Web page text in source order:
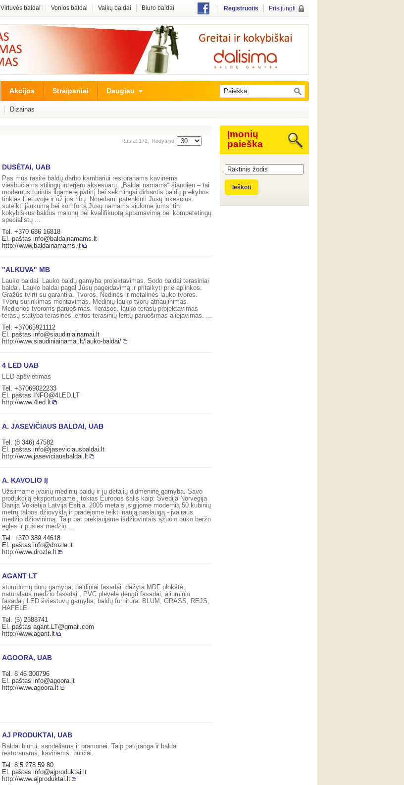
Rasta: 172, Rodyti po
DUSĖTAI, UAB
Pas mus rasite baldų darbo kambariui restoranams kavinėms
viešbučiams stilingų interjero aksesuarų. „Baldai namams“ šiandien – tai
modernus turintis ilgametę patirtį bei sėkmingai dirbantis baldų prekybos
tinklas Lietuvoje ir už jos ribų. Norėdami patenkinti Jūsų lūkescius
suteikti jaukumą bei komfortą Jūsų namams siūlome jums itin
kokybiškus baldus malonų bei kvalifikuotą aptarnavimą bei kompetetingų
specialistų ...
Tel. +370 686 16818
El. paštas info@baldainamams.lt
http://www.baldainamams.lt
"ALKUVA" MB
Lauko baldai. Lauko baldų gamyba projektavimas. Sodo baldai terasiniai
baldai. Lauko baldai pagal Jūsų pageidavimą ir pritaikyti prie aplinkos.
Gražūs tvirti su garantija. Tvoros. Nedinės ir metalinės lauko tvoros.
Tvorų surinkimas montavimas. Medinių lauko tvorų atnaujinimas.
Medienos tvoroms paruošimas. Terasos. lauko terasų projektavimas
terasų statyba terasinės lentos terasinių lentų paruošimas aliejavimas. ...
Tel. +37065921112
El. paštas info@siaudiniainamai.lt
http://www.siaudiniainamai.lt/lauko-baldai/
4 LED UAB
LED apšvietimas
Tel. +37069022233
El. paštas
INFO@4LED.LT
http://www.4led.lt
A. JASEVIČIAUS BALDAI, UAB
Tel. (8 346) 47582
El. paštas info@jaseviciausbaldai.lt
http://www.jaseviciausbaldai.lt
A. KAVOLIO IĮ
Užsiimame įvairių medinių baldų ir jų detalių didmenine gamyba. Savo
produkciją eksportuojame į tokias Europos šalis kaip: Švedija Norvegija
Danija Vokietija Latvija Estija. 2005 metais įsigijome modernią 50 kubinių
metrų talpos džiovyklą ir pradėjome teikti naują paslaugą - įvairaus
medžio džiovinimą. Taip pat prekiaujame išdžiovintais ąžuolo buko beržo
eglės ir pušies medžio ...
Tel. +370 389 44618
El. paštas info@drozle.lt
http://www.drozle.lt
AGANT LT
stumdomų durų gamyba; baldiniai fasadai: dažyta MDF plokštė,
natūralaus medžio fasadai , PVC plėvele dengti fasadai, aliuminio
fasadai; LED šviestuvų gamyba; baldų furnitūra: BLUM, GRASS, REJS,
HAFELE.
Tel. (5) 2388741
El. paštas agant.LT@gmail.com
http://www.agant.lt
AGOORA, UAB
Tel. 8 46 300796
El. paštas info@agoora.lt
http://www.agoora.lt
AJ PRODUKTAI, UAB
Baldai biurui, sandėliams ir pramonei. Taip pat įranga ir baldai
restoranams, kavinėms, buičiai.
Tel. 8 5 278 59 80
El. paštas info@ajproduktai.lt
http://www.ajproduktai.lt
Įmonių
paieška
Ieškoti
Registruotis Prisijungti
Virtuvės baldai Vonios baldai Vaikų baldai Biuro baldai
Akcijos Straipsniai Daugiau
Dizainas